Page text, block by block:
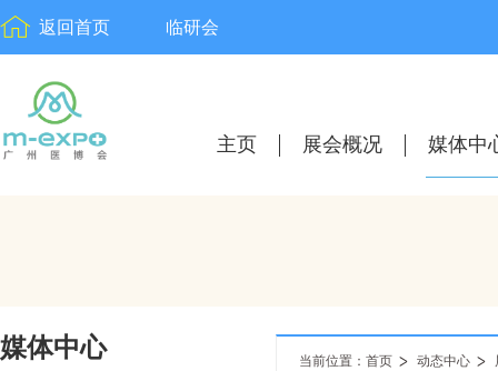
返回首页 临研会
主页 展会概况 媒体中
媒体中心 当前位置：首页 动态中心